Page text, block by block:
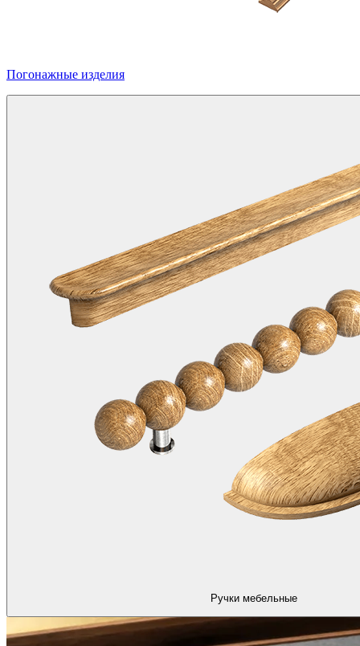
Погонажные изделия
Ручки мебельные